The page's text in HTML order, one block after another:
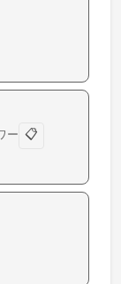
ー 📋